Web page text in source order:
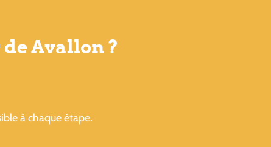
Avallon ?
à chaque étape.